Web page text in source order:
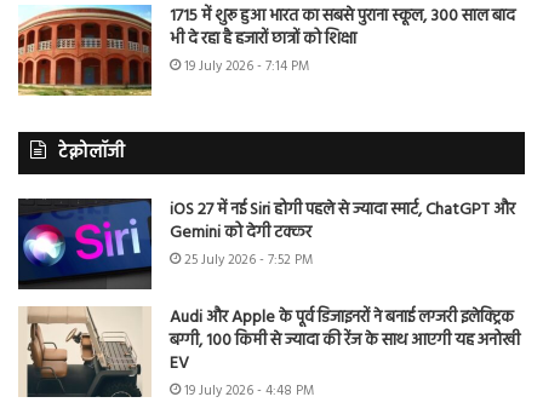
1715 में शुरू हुआ भारत का सबसे पुराना स्कूल, 300 साल बाद
भी दे रहा है हजारों छात्रों को शिक्षा
19 July 2026 - 7:14 PM
टेक्नोलॉजी
iOS 27 में नई Siri होगी पहले से ज्यादा स्मार्ट, ChatGPT और
Gemini को देगी टक्कर
25 July 2026 - 7:52 PM
Audi और Apple के पूर्व डिजाइनरों ने बनाई लग्जरी इलेक्ट्रिक
बग्गी, 100 किमी से ज्यादा की रेंज के साथ आएगी यह अनोखी
EV
19 July 2026 - 4:48 PM